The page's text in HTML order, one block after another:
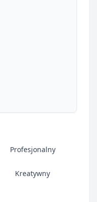
Profesjonalny
Kreatywny